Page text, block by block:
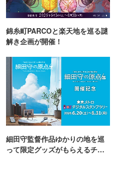
錦糸町PARCOと楽天地を巡る謎
解き企画が開催！
細田守監督作品ゆかりの地を巡
って限定グッズがもらえるチャ